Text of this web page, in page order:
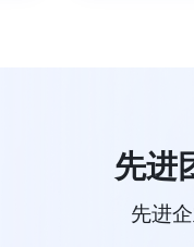
先进
先进